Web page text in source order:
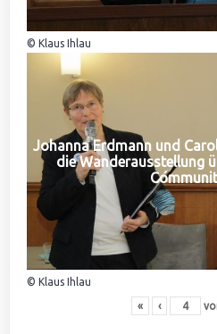
© Klaus Ihlau
Johanna Erdmann und
die Wanderausstellung
© Klaus Ihlau
« ‹